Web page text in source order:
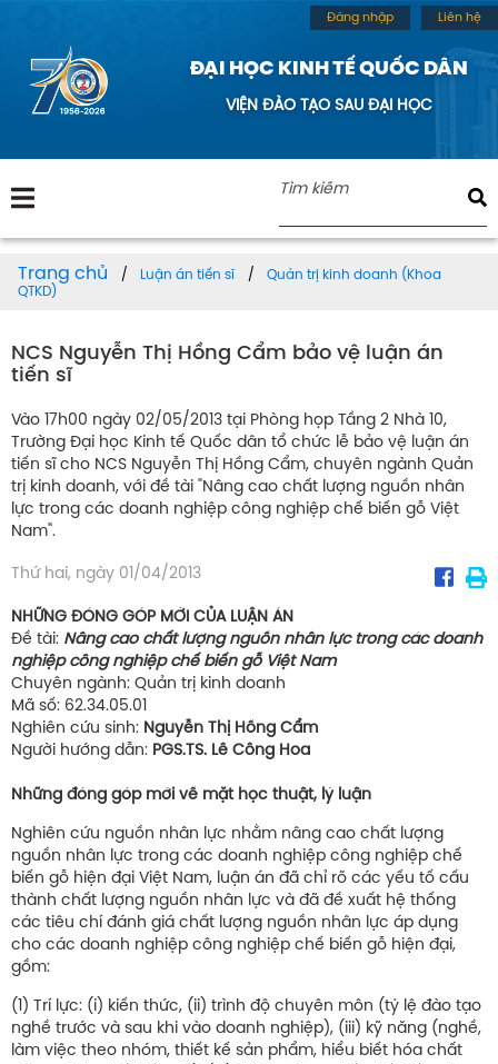
ĐẠI HỌC KINH TẾ QUỐC DÂN
VIỆN ĐÀO TẠO SAU ĐẠI HỌC
Đăng nhập Liên hệ
Trang chủ Luận án tiến sĩ
Quản trị kinh doanh (Khoa
QTKD)
NCS Nguyễn Thị Hồng Cẩm bảo vệ luận án
tiến sĩ
Vào 17h00 ngày 02/05/2013 tại Phòng họp Tầng 2 Nhà 10,
Trường Đại học Kinh tế Quốc dân tổ chức lễ bảo vệ luận án
tiến sĩ cho NCS Nguyễn Thị Hồng Cẩm, chuyên ngành Quản
trị kinh doanh, với đề tài "Nâng cao chất lượng nguồn nhân
lực trong các doanh nghiệp công nghiệp chế biến gỗ Việt
Nam".
Thứ hai, ngày 01/04/2013
NHỮNG ĐÓNG GÓP MỚI CỦA LUẬN ÁN
Đề tài: Nâng cao chất lượng nguồn nhân lực trong các doanh
nghiệp công nghiệp chế biến gỗ Việt Nam
Chuyên ngành: Quản trị kinh doanh
Mã số: 62.34.05.01
Nghiên cứu sinh: Nguyễn Thị Hồng Cẩm
Người hướng dẫn: PGS.TS. Lê Công Hoa
Những đóng góp mới về mặt học thuật, lý luận
Nghiên cứu nguồn nhân lực nhằm nâng cao chất lượng
nguồn nhân lực trong các doanh nghiệp công nghiệp chế
biến gỗ hiện đại Việt Nam, luận án đã chỉ rõ các yếu tố cấu
thành chất lượng nguồn nhân lực và đã đề xuất hệ thống
các tiêu chí đánh giá chất lượng nguồn nhân lực áp dụng
cho các doanh nghiệp công nghiệp chế biến gỗ hiện đại,
gồm:
(1) Trí lực: (i) kiến thức, (ii) trình độ chuyên môn (tỷ lệ đào tạo
nghề trước và sau khi vào doanh nghiệp), (iii) kỹ năng (nghề,
làm việc theo nhóm, thiết kế sản phẩm, hiểu biết hóa chất